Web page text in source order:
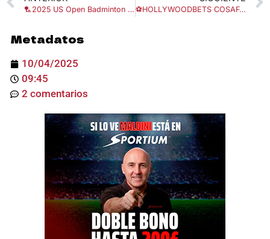
🏸2025 US Open Badminton Championships ⚽HOLLYWOODBETS COSAFA Cup 2025
Metadatos
10/04/2025
09:45
2 comentarios